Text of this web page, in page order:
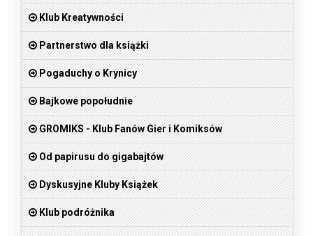
Klub Kreatywności
Partnerstwo dla książki
Pogaduchy o Krynicy
Bajkowe popołudnie
GROMIKS - Klub Fanów Gier i Komiksów
Od papirusu do gigabajtów
Dyskusyjne Kluby Książek
Klub podróżnika